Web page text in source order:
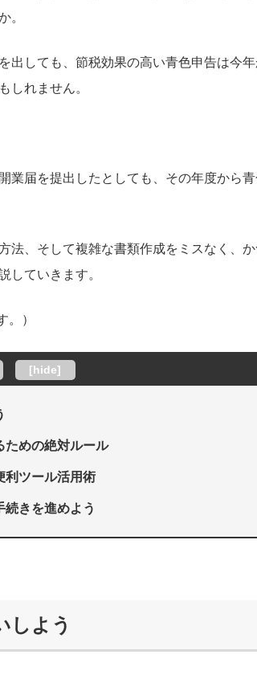
。
出しても、節税効果の高い青色申告は今
しれません。
業届を提出したとしても、その年度から
法、そして複雑な書類作成をミスなく、か
していきます。
。）
[hide]
ための絶対ルール
利ツール活用術
続きを進めよう
しよう